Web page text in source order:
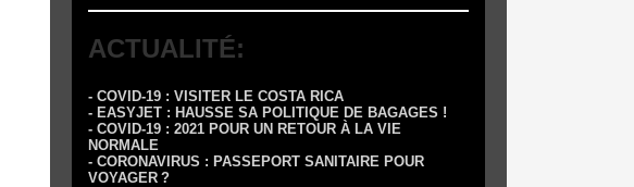
ACTUALITÉ:
- COVID-19 : VISITER LE COSTA RICA
- EASYJET : HAUSSE SA POLITIQUE DE BAGAGES !
- COVID-19 : 2021 POUR UN RETOUR À LA VIE
NORMALE
- CORONAVIRUS : PASSEPORT SANITAIRE POUR
VOYAGER ?